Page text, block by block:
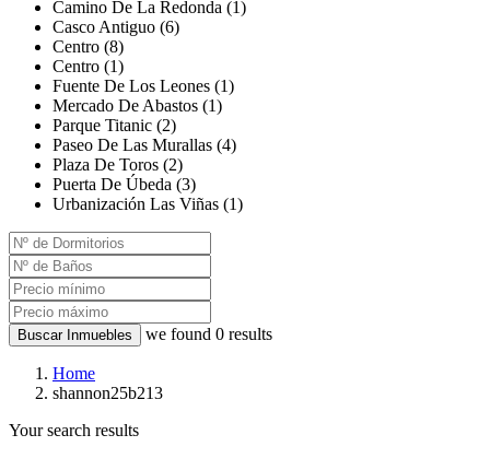
Camino De La Redonda (1)
Casco Antiguo (6)
Centro (8)
Centro (1)
Fuente De Los Leones (1)
Mercado De Abastos (1)
Parque Titanic (2)
Paseo De Las Murallas (4)
Plaza De Toros (2)
Puerta De Úbeda (3)
Urbanización Las Viñas (1)
Buscar Inmuebles we found 0 results
Home
shannon25b213
Your search results